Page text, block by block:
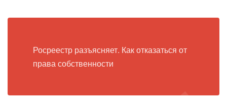
Росреестр разъясняет. Как отказаться от
права собственности